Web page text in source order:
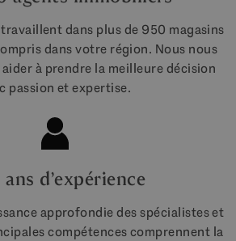
dans plus de 950 magasins
dans votre région. Nous nous
à prendre la meilleure décision
passion et expertise.
ans d’expérience
approfondie des spécialistes et
compétences comprennent la